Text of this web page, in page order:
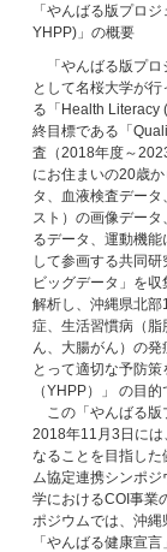
「やんばる版プロ
YHPP)」の概要
「やんばる版プロ
として名桜大学が
る「Health Literacy
終目標である「
査（2018年度～
にお住まいの20歳
タ、血液検査デー
スト）の画像デー
るデータ、運動機
して参画する共同
ビッグデータ」を
解析し、沖縄県北
症、生活習慣病（
ん、大腸がん）の
とって適切な予防
（YHPP）」 の目的
この「やんばる版
2018年11月3日には
なることを目指し
ム協定連携シンポ
学におけるCOI事業
ポジウムでは、沖縄
「やんばる健康宣